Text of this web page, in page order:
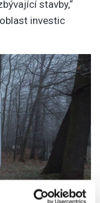
stavby,“
investic